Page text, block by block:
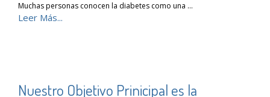
Muchas personas conocen la diabetes como una …
Leer Más...
Nuestro Objetivo Prinicipal es la